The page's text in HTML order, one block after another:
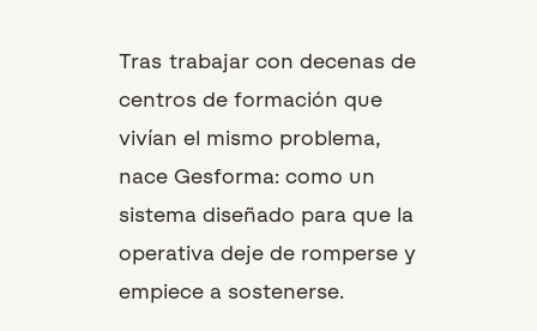
Tras trabajar con decenas de
centros de formación que
vivían el mismo problema,
nace Gesforma: como un
sistema diseñado para que la
operativa deje de romperse y
empiece a sostenerse.